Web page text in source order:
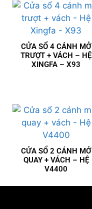
CỬA SỔ 4 CÁNH MỞ
TRƯỢT + VÁCH – HỆ
XINGFA – X93
CỬA SỔ 2 CÁNH MỞ
QUAY + VÁCH – HỆ
V4400